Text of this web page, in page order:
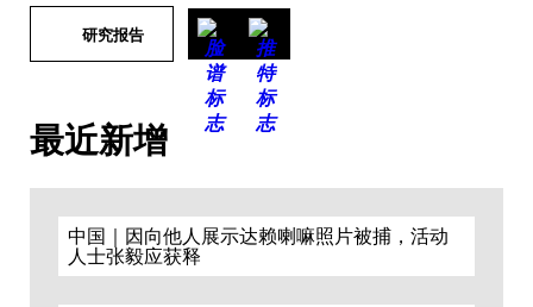
研究报告
最近新增
中国｜因向他人展示达赖喇嘛照片被捕，活动
人士张毅应获释